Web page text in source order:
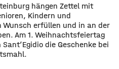
hängen Zettel mit
Kindern und
Wunsch erfüllen und in an der
Am 1. Weihnachtsfeiertag
die Geschenke bei